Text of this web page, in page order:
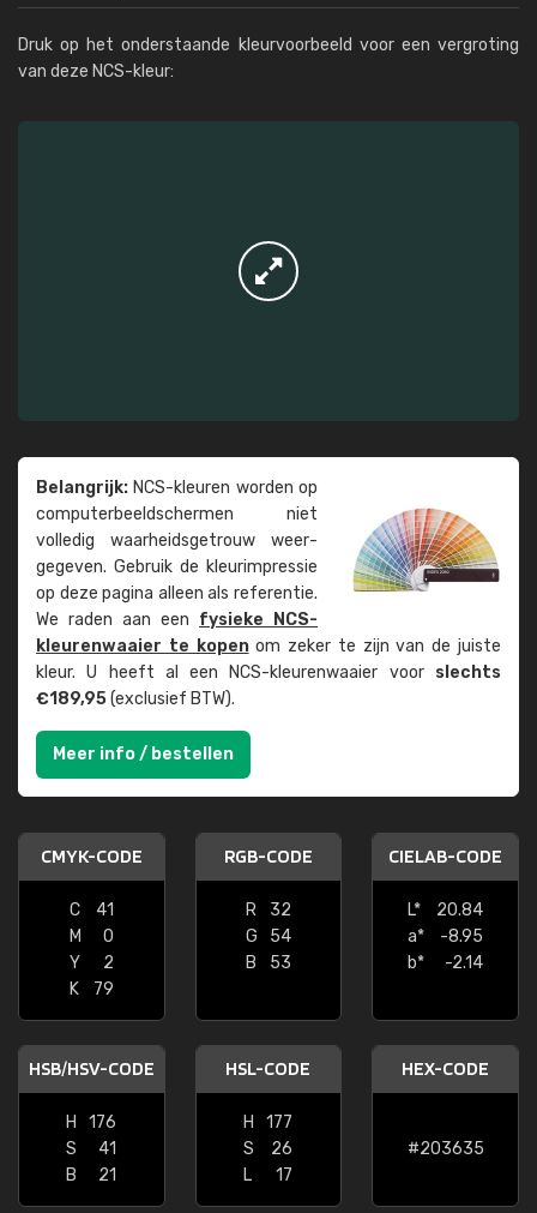
Druk op het onderstaande kleurvoorbeeld voor een vergroting
van deze NCS-kleur:
Belangrijk: NCS-kleuren worden op
computer­beeld­schermen niet
volledig waarheids­­getrouw weer­
gegeven. Gebruik de kleur­impressie
op deze pagina alleen als referentie.
We raden aan een fysieke NCS-
kleuren­waaier te kopenom zeker te zijn van de juiste
kleur. U heeft al een NCS-kleuren­waaier voor slechts
€189,95(exclusief BTW).
Meer info / bestellen
CMYK-CODE
C
41
M
0
Y
2
K
79
RGB-CODE
R
32
G
54
B
53
CIELAB-CODE
L*
20.84
a*
-8.95
b*
-2.14
HSB/HSV-CODE
H
176
S
41
B
21
HSL-CODE
H
177
S
26
L
17
HEX-CODE
#203635